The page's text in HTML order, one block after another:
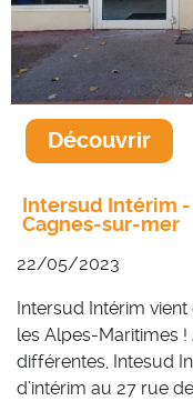
Découvrir
Intersud Intérim
Cagnes-sur-mer
22/05/2023
Intersud Intérim
les Alpes-Maritimes
différentes, Intesud
d’intérim au 27 rue